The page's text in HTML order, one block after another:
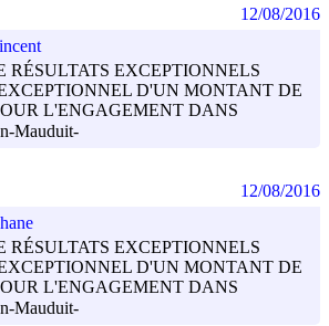
RÉSULTATS EXCEPTIONNELS
D'UN MONTANT DE
L'ENGAGEMENT DANS
Mauduit-
12/08/2016
RÉSULTATS EXCEPTIONNELS
D'UN MONTANT DE
L'ENGAGEMENT DANS
Mauduit-
12/08/2016